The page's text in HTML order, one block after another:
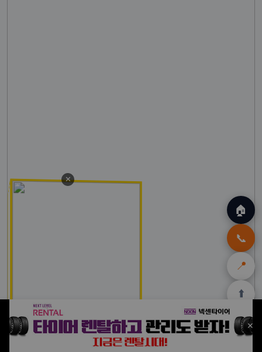
🏠
📞
📍
⬆️
🏠
홈
✈️
트립
🛡️
여행
보험
🛒
테무
🎁
쿠팡
✕
✕